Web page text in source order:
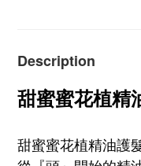
Description
甜蜜蜜花植精
甜蜜蜜花植精油護